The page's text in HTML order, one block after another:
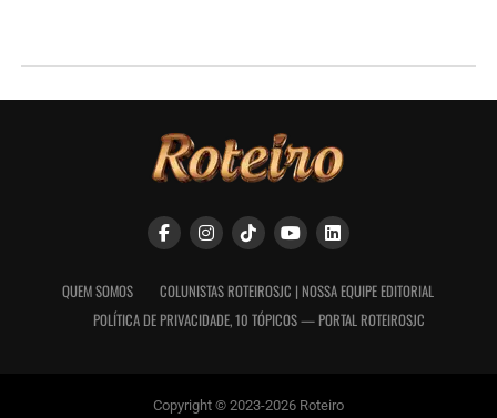
QUEM SOMOS
COLUNISTAS ROTEIROSJC | NOSSA EQUIPE EDITORIAL
POLÍTICA DE PRIVACIDADE, 10 TÓPICOS — PORTAL ROTEIROSJC
Copyright © 2023-2026 Roteiro